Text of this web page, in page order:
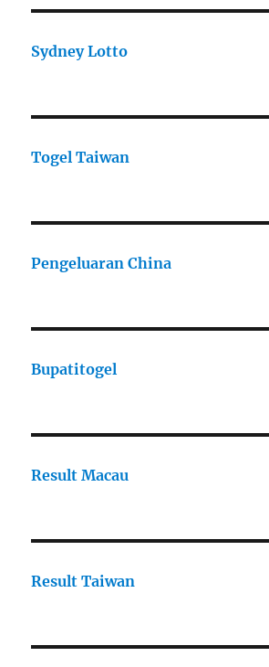
Sydney Lotto
Togel Taiwan
Pengeluaran China
Bupatitogel
Result Macau
Result Taiwan